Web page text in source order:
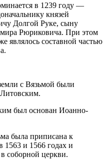
в 1239 году —
князей
Долгой Руке, сыну
Рюриковича. При этом
являлось составной частью
с Вязьмой были
был основан Иоанно-
была приписана к
1563 и 1566 годах и
соборной церкви.